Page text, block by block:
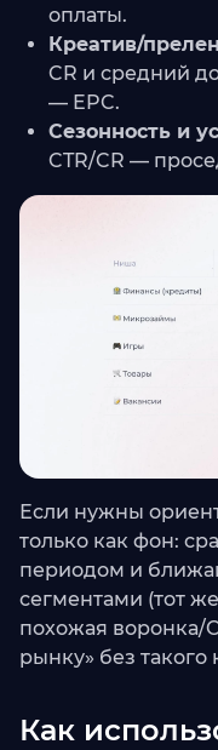
оплаты.
Креатив/
CR и средний
— EPC.
Сезонность и
CTR/CR —
Если нужны
только как фон:
периодом и
сегментами (тот
похожая воронка/
рынку» без
Как